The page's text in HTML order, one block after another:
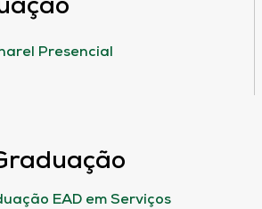
Presencial
EAD em Serviços